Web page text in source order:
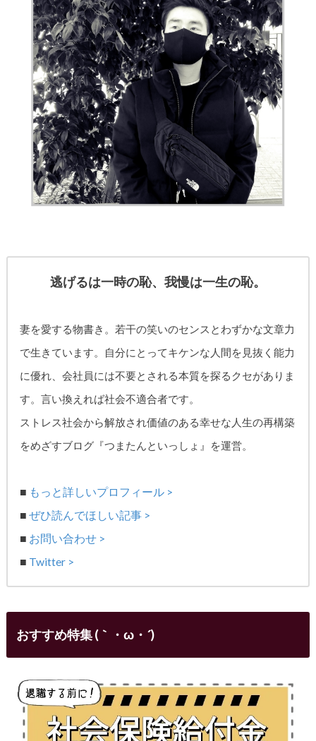
逃げるは一時の恥、我慢は一生の恥。
妻を愛する物書き。 若干の笑いのセンスとわずかな文章力
で生きています。自分にとってキケンな人間を見抜く能力
に優れ、会社員には不要とされる本質を探るクセがありま
す。言い換えれば社会不適合者です。
ストレス社会から解放され価値のある幸せな人生の再構築
をめざすブログ『つまたんといっしょ』を運営。
■ もっと詳しいプロフィール >
■ぜひ読んでほしい記事 >
■ お問い合わせ >
■ Twitter >
おすすめ特集 (｀・ω・´)ゞ